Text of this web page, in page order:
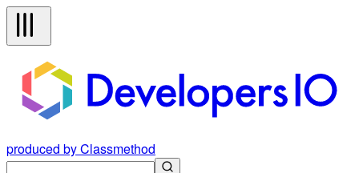
produced by Classmethod